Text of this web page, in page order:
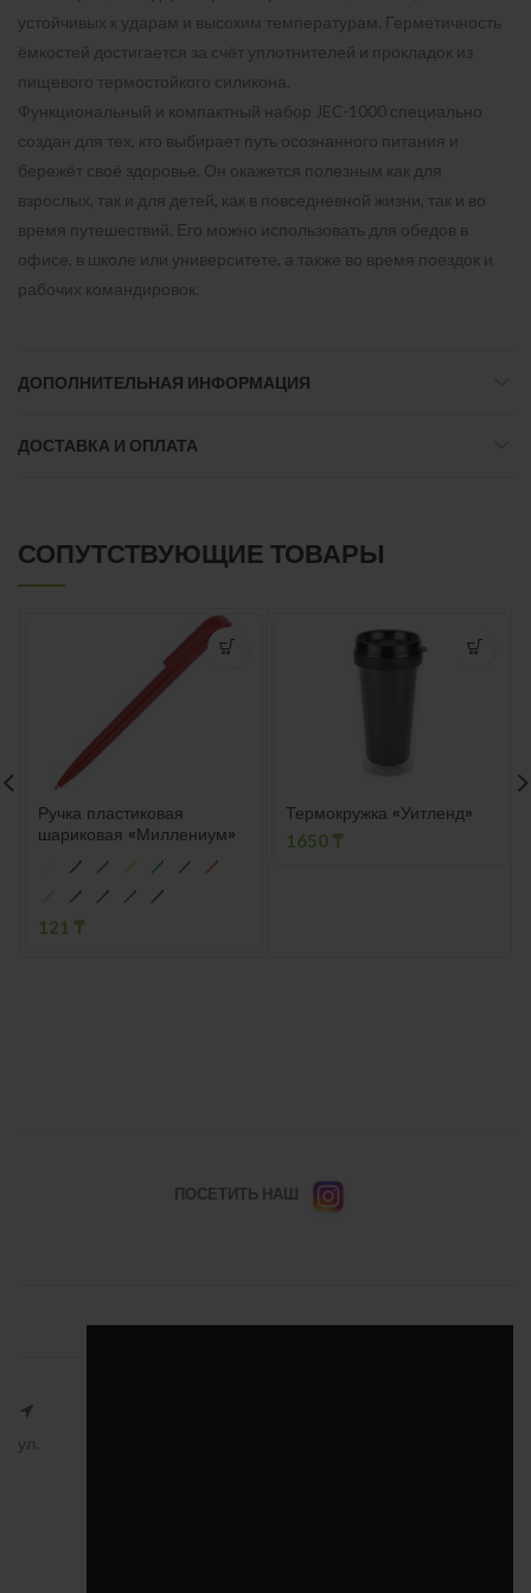
устойчивых к ударам и высоким температурам. Герметичность
ёмкостей достигается за счёт уплотнителей и прокладок из
пищевого термостойкого силикона.
Функциональный и компактный набор JEC-1000 специально
создан для тех, кто выбирает путь осознанного питания и
бережёт своё здоровье. Он окажется полезным как для
взрослых, так и для детей, как в повседневной жизни, так и во
время путешествий. Его можно использовать для обедов в
офисе, в школе или университете, а также во время поездок и
рабочих командировок.
ДОПОЛНИТЕЛЬНАЯ ИНФОРМАЦИЯ
ДОСТАВКА И ОПЛАТА
СОПУТСТВУЮЩИЕ ТОВАРЫ
Ручка пластиковая
шариковая «Миллениум»
121 ₸
Термокружка «Уитленд»
1650 ₸
ПОСЕТИТЬ НАШ
ул.